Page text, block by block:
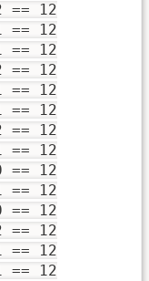
== 12
== 12
== 12
== 12
== 12
== 12
== 12
== 12
== 12
== 12
== 12
== 12
== 12
== 12